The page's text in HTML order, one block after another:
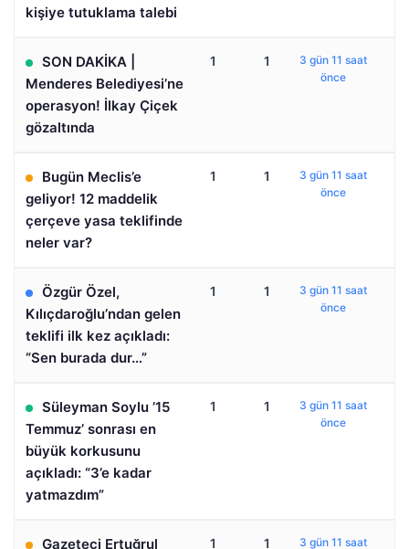
kişiye tutuklama talebi
SON DAKİKA |
Menderes Belediyesi’ne
operasyon! İlkay Çiçek
gözaltında
1 1
3 gün 11 saat
önce
Bugün Meclis’e
geliyor! 12 maddelik
çerçeve yasa teklifinde
neler var?
1 1
3 gün 11 saat
önce
Özgür Özel,
Kılıçdaroğlu’ndan gelen
teklifi ilk kez açıkladı:
“Sen burada dur…”
1 1
3 gün 11 saat
önce
Süleyman Soylu ’15
Temmuz’ sonrası en
büyük korkusunu
açıkladı: “3’e kadar
yatmazdım”
1 1
3 gün 11 saat
önce
Gazeteci Ertuğrul 1 1 3 gün 11 saat